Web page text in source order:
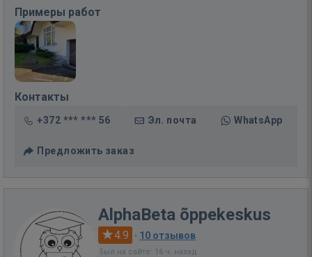
Примеры работ
Контакты
+372 *** *** 56 Эл. почта WhatsApp
Предложить заказ
AlphaBeta õppekeskus
4.9 · 10 отзывов
Был на сайте: 16 ч. назад